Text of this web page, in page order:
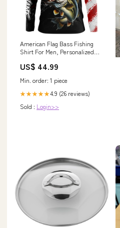
American Flag Bass Fishing
Shirt For Men, Personalized
Apparel NHT1022 group-a12
US$ 44.99
Min. order: 1 piece
★★★★★4.9 (26 reviews)
Sold : Login>>